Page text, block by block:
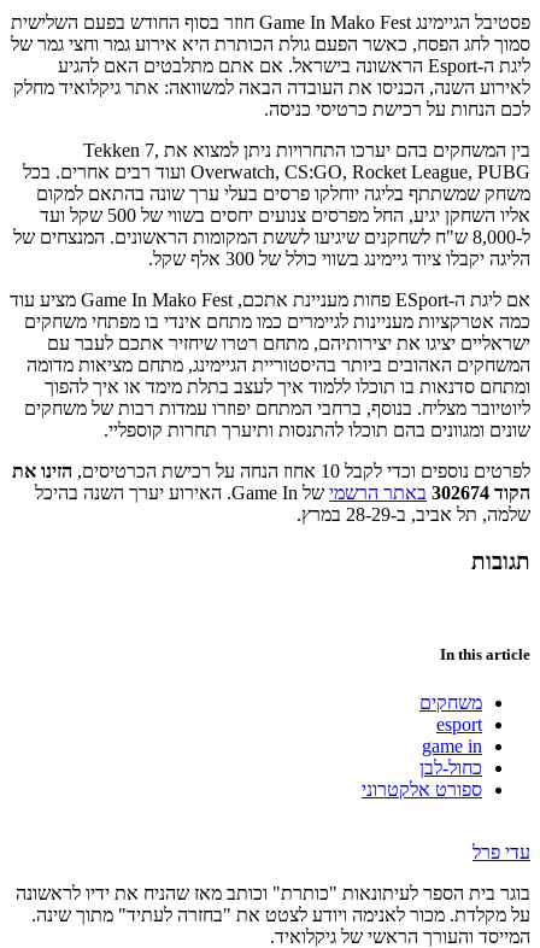
פסטיבל הגיימינג Game In Mako Fest חוזר בסוף החודש בפעם השלישית
סמוך לחג הפסח, כאשר הפעם גולת הכותרת היא אירוע גמר וחצי גמר של
ליגת ה-Esport הראשונה בישראל. אם אתם מתלבטים האם להגיע
לאירוע השנה, הכניסו את העובדה הבאה למשוואה: אתר גיקלואיד מחלק
לכם הנחות על רכישת כרטיסי כניסה.
בין המשחקים בהם יערכו התחרויות ניתן למצוא את Tekken 7,
Overwatch, CS:GO, Rocket League, PUBG ועוד רבים אחרים. בכל
משחק שמשתתף בליגה יוחלקו פרסים בעלי ערך שונה בהתאם למקום
אליו השחקן יגיע, החל מפרסים צנועים יחסים בשווי של 500 שקל ועד
ל-8,000 ש"ח לשחקנים שיגיעו לששת המקומות הראשונים. המנצחים של
הליגה יקבלו ציוד גיימינג בשווי כולל של 300 אלף שקל.
אם ליגת ה-ESport פחות מעניינת אתכם, Game In Mako Fest מציע עוד
כמה אטרקציות מעניינות לגיימרים כמו מתחם אינדי בו מפתחי משחקים
ישראליים יציגו את יצירותיהם, מתחם רטרו שיחזיר אתכם לעבר עם
המשחקים האהובים ביותר בהיסטוריית הגיימינג, מתחם מציאות מדומה
ומתחם סדנאות בו תוכלו ללמוד איך לעצב בתלת מימד או איך להפוך
ליוטיובר מצליח. בנוסף, ברחבי המתחם יפוזרו עמדות רבות של משחקים
שונים ומגוונים בהם תוכלו להתנסות ותיערך תחרות קוספליי.
לפרטים נוספים וכדי לקבל 10 אחוז הנחה על רכישת הכרטיסים,
הזינו את
הקוד 302674
באתר הרשמי
של Game In. האירוע יערך השנה בהיכל
שלמה, תל אביב, ב-28-29 במרץ.
תגובות
In this article
משחקים
esport
game in
כחול-לבן
ספורט אלקטרוני
עדי פרל
בוגר בית הספר לעיתונאות "כותרת" וכותב מאז שהניח את ידיו לראשונה
על מקלדת. מכור לאנימה ויודע לצטט את "בחזרה לעתיד" מתוך שינה.
המייסד והעורך הראשי של גיקלואיד.